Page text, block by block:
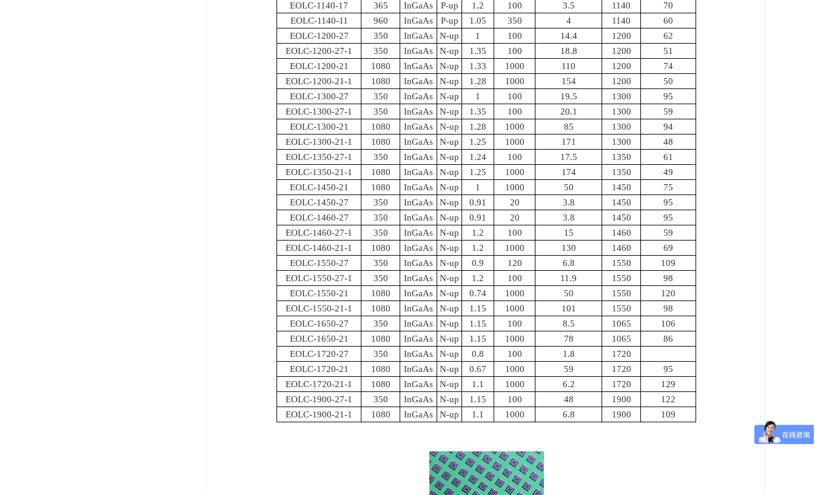
EOLC-1140-17
365 InGaAs P-up 1.2 100 3.5 1140
70
EOLC-1140-11
960 InGaAs P-up 1.05 350 4 1140
60
EOLC-1200-27
350 InGaAs N-up 1 100 14.4 1200
62
EOLC-1200-27-1
350 InGaAs N-up 1.35 100 18.8 1200
51
EOLC-1200-21
1080 InGaAs N-up 1.33 1000 110 1200
74
EOLC-1200-21-1
1080 InGaAs N-up 1.28 1000 154 1200
50
EOLC-1300-27
350 InGaAs N-up 1 100 19.5 1300
95
EOLC-1300-27-1
350 InGaAs N-up 1.35 100 20.1 1300
59
EOLC-1300-21
1080 InGaAs N-up 1.28 1000 85 1300
94
EOLC-1300-21-1
1080 InGaAs N-up 1.25 1000 171 1300
48
EOLC-1350-27-1
350 InGaAs N-up 1.24 100 17.5 1350
61
EOLC-1350-21-1
1080 InGaAs N-up 1.25 1000 174 1350
49
EOLC-1450-21
1080 InGaAs N-up 1 1000 50 1450
75
EOLC-1450-27
350 InGaAs N-up 0.91 20 3.8 1450
95
EOLC-1460-27
350 InGaAs N-up 0.91 20 3.8 1450
95
EOLC-1460-27-1
350 InGaAs N-up 1.2 100 15 1460
59
EOLC-1460-21-1
1080 InGaAs N-up 1.2 1000 130 1460
69
EOLC-1550-27
350 InGaAs N-up 0.9 120 6.8 1550
109
EOLC-1550-27-1
350 InGaAs N-up 1.2 100 11.9 1550
98
EOLC-1550-21
1080 InGaAs N-up 0.74 1000 50 1550
120
EOLC-1550-21-1
1080 InGaAs N-up 1.15 1000 101 1550
98
EOLC-1650-27
350 InGaAs N-up 1.15 100 8.5 1065
106
EOLC-1650-21
1080 InGaAs N-up 1.15 1000 78 1065
86
EOLC-1720-27
350 InGaAs N-up 0.8 100 1.8
1720
EOLC-1720-21
1080 InGaAs N-up 0.67 1000 59 1720
95
EOLC-1720-21-1
1080 InGaAs N-up 1.1 1000 6.2 1720
129
EOLC-1900-27-1
350 InGaAs N-up 1.15 100 48 1900
122
EOLC-1900-21-1
1080 InGaAs N-up 1.1 1000 6.8 1900 109